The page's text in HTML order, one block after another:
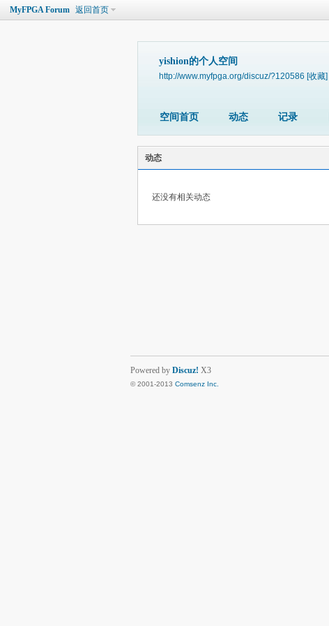
MyFPGA Forum 返回首页
yishion的个人空间
http://www.myfpga.org/discuz/?120586 [收藏]
空间首页 动态 记录
动态
还没有相关动态
Powered by Discuz! X3
© 2001-2013 Comsenz Inc.